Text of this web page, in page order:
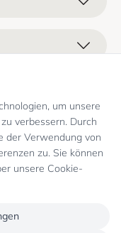
um unsere
verbessern. Durch
der Verwendung von
zu. Sie können
unsere Cookie-